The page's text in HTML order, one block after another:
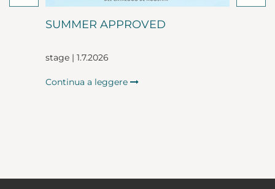
SUMMER APPROVED
stage | 1.7.2026
Continua a leggere